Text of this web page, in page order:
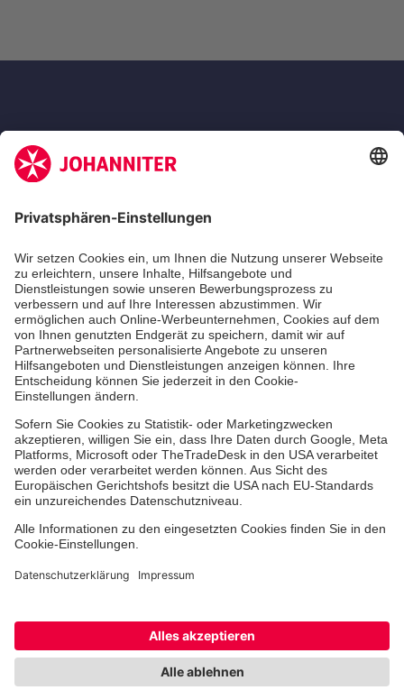
Die Johanniter GmbH ist Mitglied des
Deutschen Spendenrates e.V.
Kununu Top Company 2026
Medizin & Pflege
Zentren
Patienten
Hinweisgebersystem
Cookie-Einstellungen Datenschutz Barrierefreiheit